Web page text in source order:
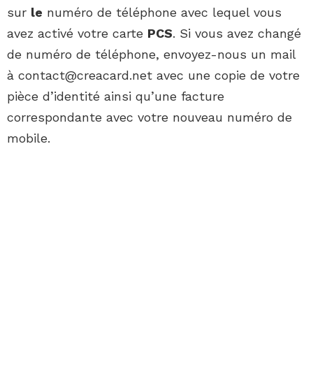
sur le numéro de téléphone avec lequel vous
avez activé votre carte PCS. Si vous avez changé
de numéro de téléphone, envoyez-nous un mail
à contact@creacard.net avec une copie de votre
pièce d’identité ainsi qu’une facture
correspondante avec votre nouveau numéro de
mobile.